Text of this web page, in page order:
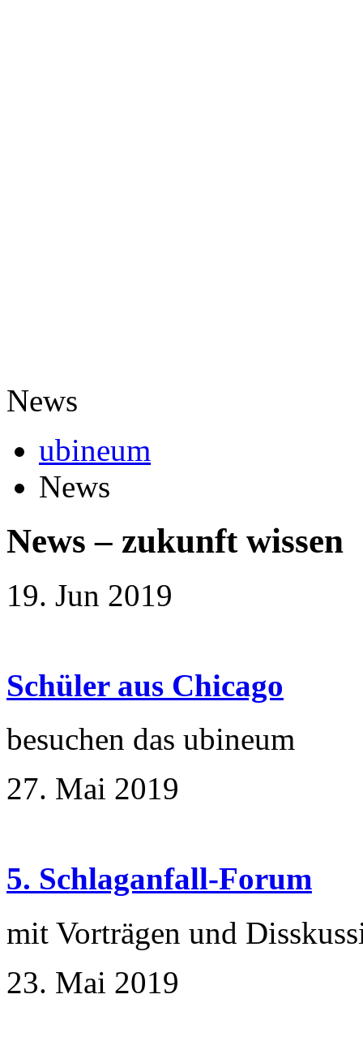
News
ubineum
News
News – zukunft wissen
19. Jun 2019
Schüler aus Chicago
besuchen das ubineum
27. Mai 2019
5. Schlaganfall-Forum
mit Vorträgen und
23. Mai 2019